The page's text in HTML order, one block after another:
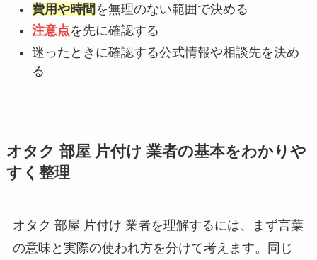
費用や時間 を無理のない範囲で決める
注意点を先に確認する
迷ったときに確認する公式情報や相談先を決め
る
オタク 部屋 片付け 業者の基本をわかりや
すく整理
オタク 部屋 片付け 業者を理解するには、まず言葉
の意味と実際の使われ方を分けて考えます。同じ